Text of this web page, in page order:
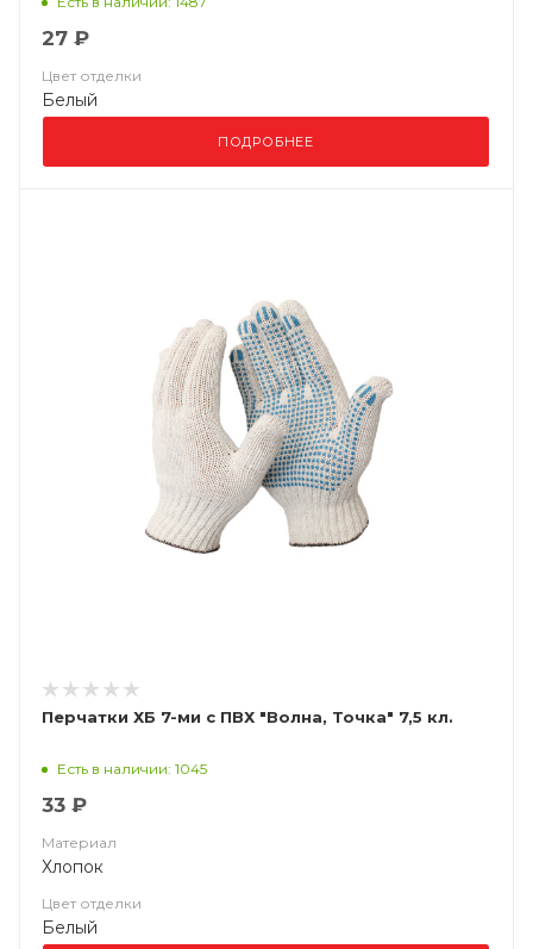
27 ₽
Цвет отделки
Белый
ПОДРОБНЕЕ
Перчатки ХБ 7-ми с ПВХ "Волна, Точка" 7,5 кл.
Есть в наличии: 1045
33 ₽
Материал
Хлопок
Цвет отделки
Белый